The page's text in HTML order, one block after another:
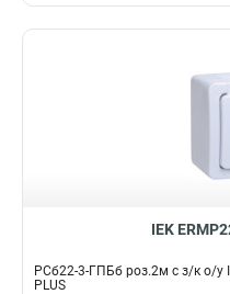
IEK
РСб22-3-ГПБб роз.2м с з/к о/
PLUS